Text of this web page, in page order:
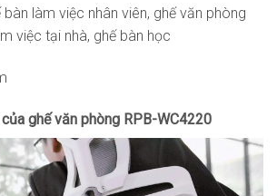
bàn làm việc nhân viên, ghế văn phòng
việc tại nhà, ghế bàn học
ghế văn phòng RPB-WC4220